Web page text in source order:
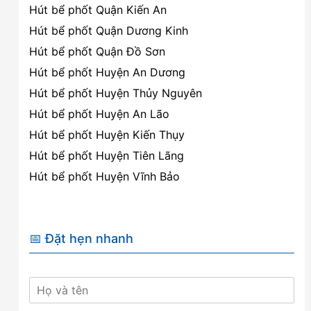
Hút bể phốt Quận Kiến An
Hút bể phốt Quận Dương Kinh
Hút bể phốt Quận Đồ Sơn
Hút bể phốt Huyện An Dương
Hút bể phốt Huyện Thủy Nguyên
Hút bể phốt Huyện An Lão
Hút bể phốt Huyện Kiến Thụy
Hút bể phốt Huyện Tiên Lãng
Hút bể phốt Huyện Vĩnh Bảo
📅 Đặt hẹn nhanh